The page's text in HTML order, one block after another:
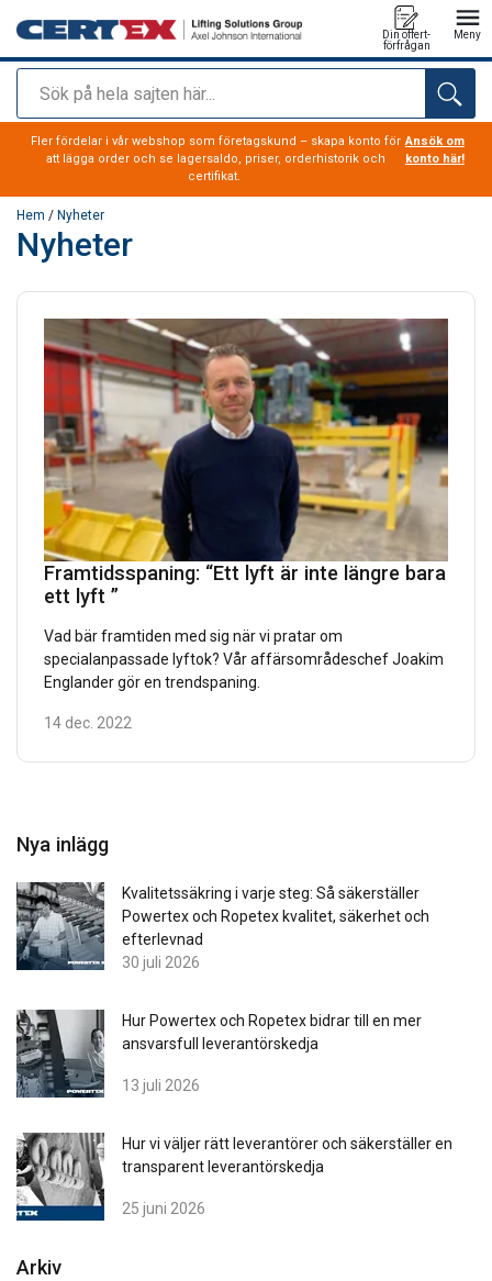
Sök
Din offert-
förfrågan
Meny
tillagd i varukorg
Fler fördelar i vår webshop som företagskund – skapa konto för
att lägga order och se lagersaldo, priser, orderhistorik och
certifikat.
Ansök om
konto här!
Hem / Nyheter
Nyheter
Framtidsspaning: “Ett lyft är inte längre bara
ett lyft ”
Vad bär framtiden med sig när vi pratar om
specialanpassade lyftok? Vår affärsområdeschef Joakim
Englander gör en trendspaning.
14 dec. 2022
Nya inlägg
Kvalitetssäkring i varje steg: Så säkerställer
Powertex och Ropetex kvalitet, säkerhet och
efterlevnad
30 juli 2026
Hur Powertex och Ropetex bidrar till en mer
ansvarsfull leverantörskedja
13 juli 2026
Hur vi väljer rätt leverantörer och säkerställer en
transparent leverantörskedja
25 juni 2026
Arkiv